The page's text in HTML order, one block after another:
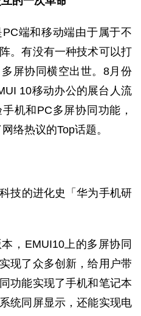
端和移动端由于属于不
。有没有一种技术可以打
屏协同横空出世。8月份
10移动办公的展台人流
机和PC多屏协同功能，
络热议的Top话题。
，EMUI10上的多屏协同
现了众多创新，给用户带
功能实现了手机和笔记本
统同屏显示，还能实现电